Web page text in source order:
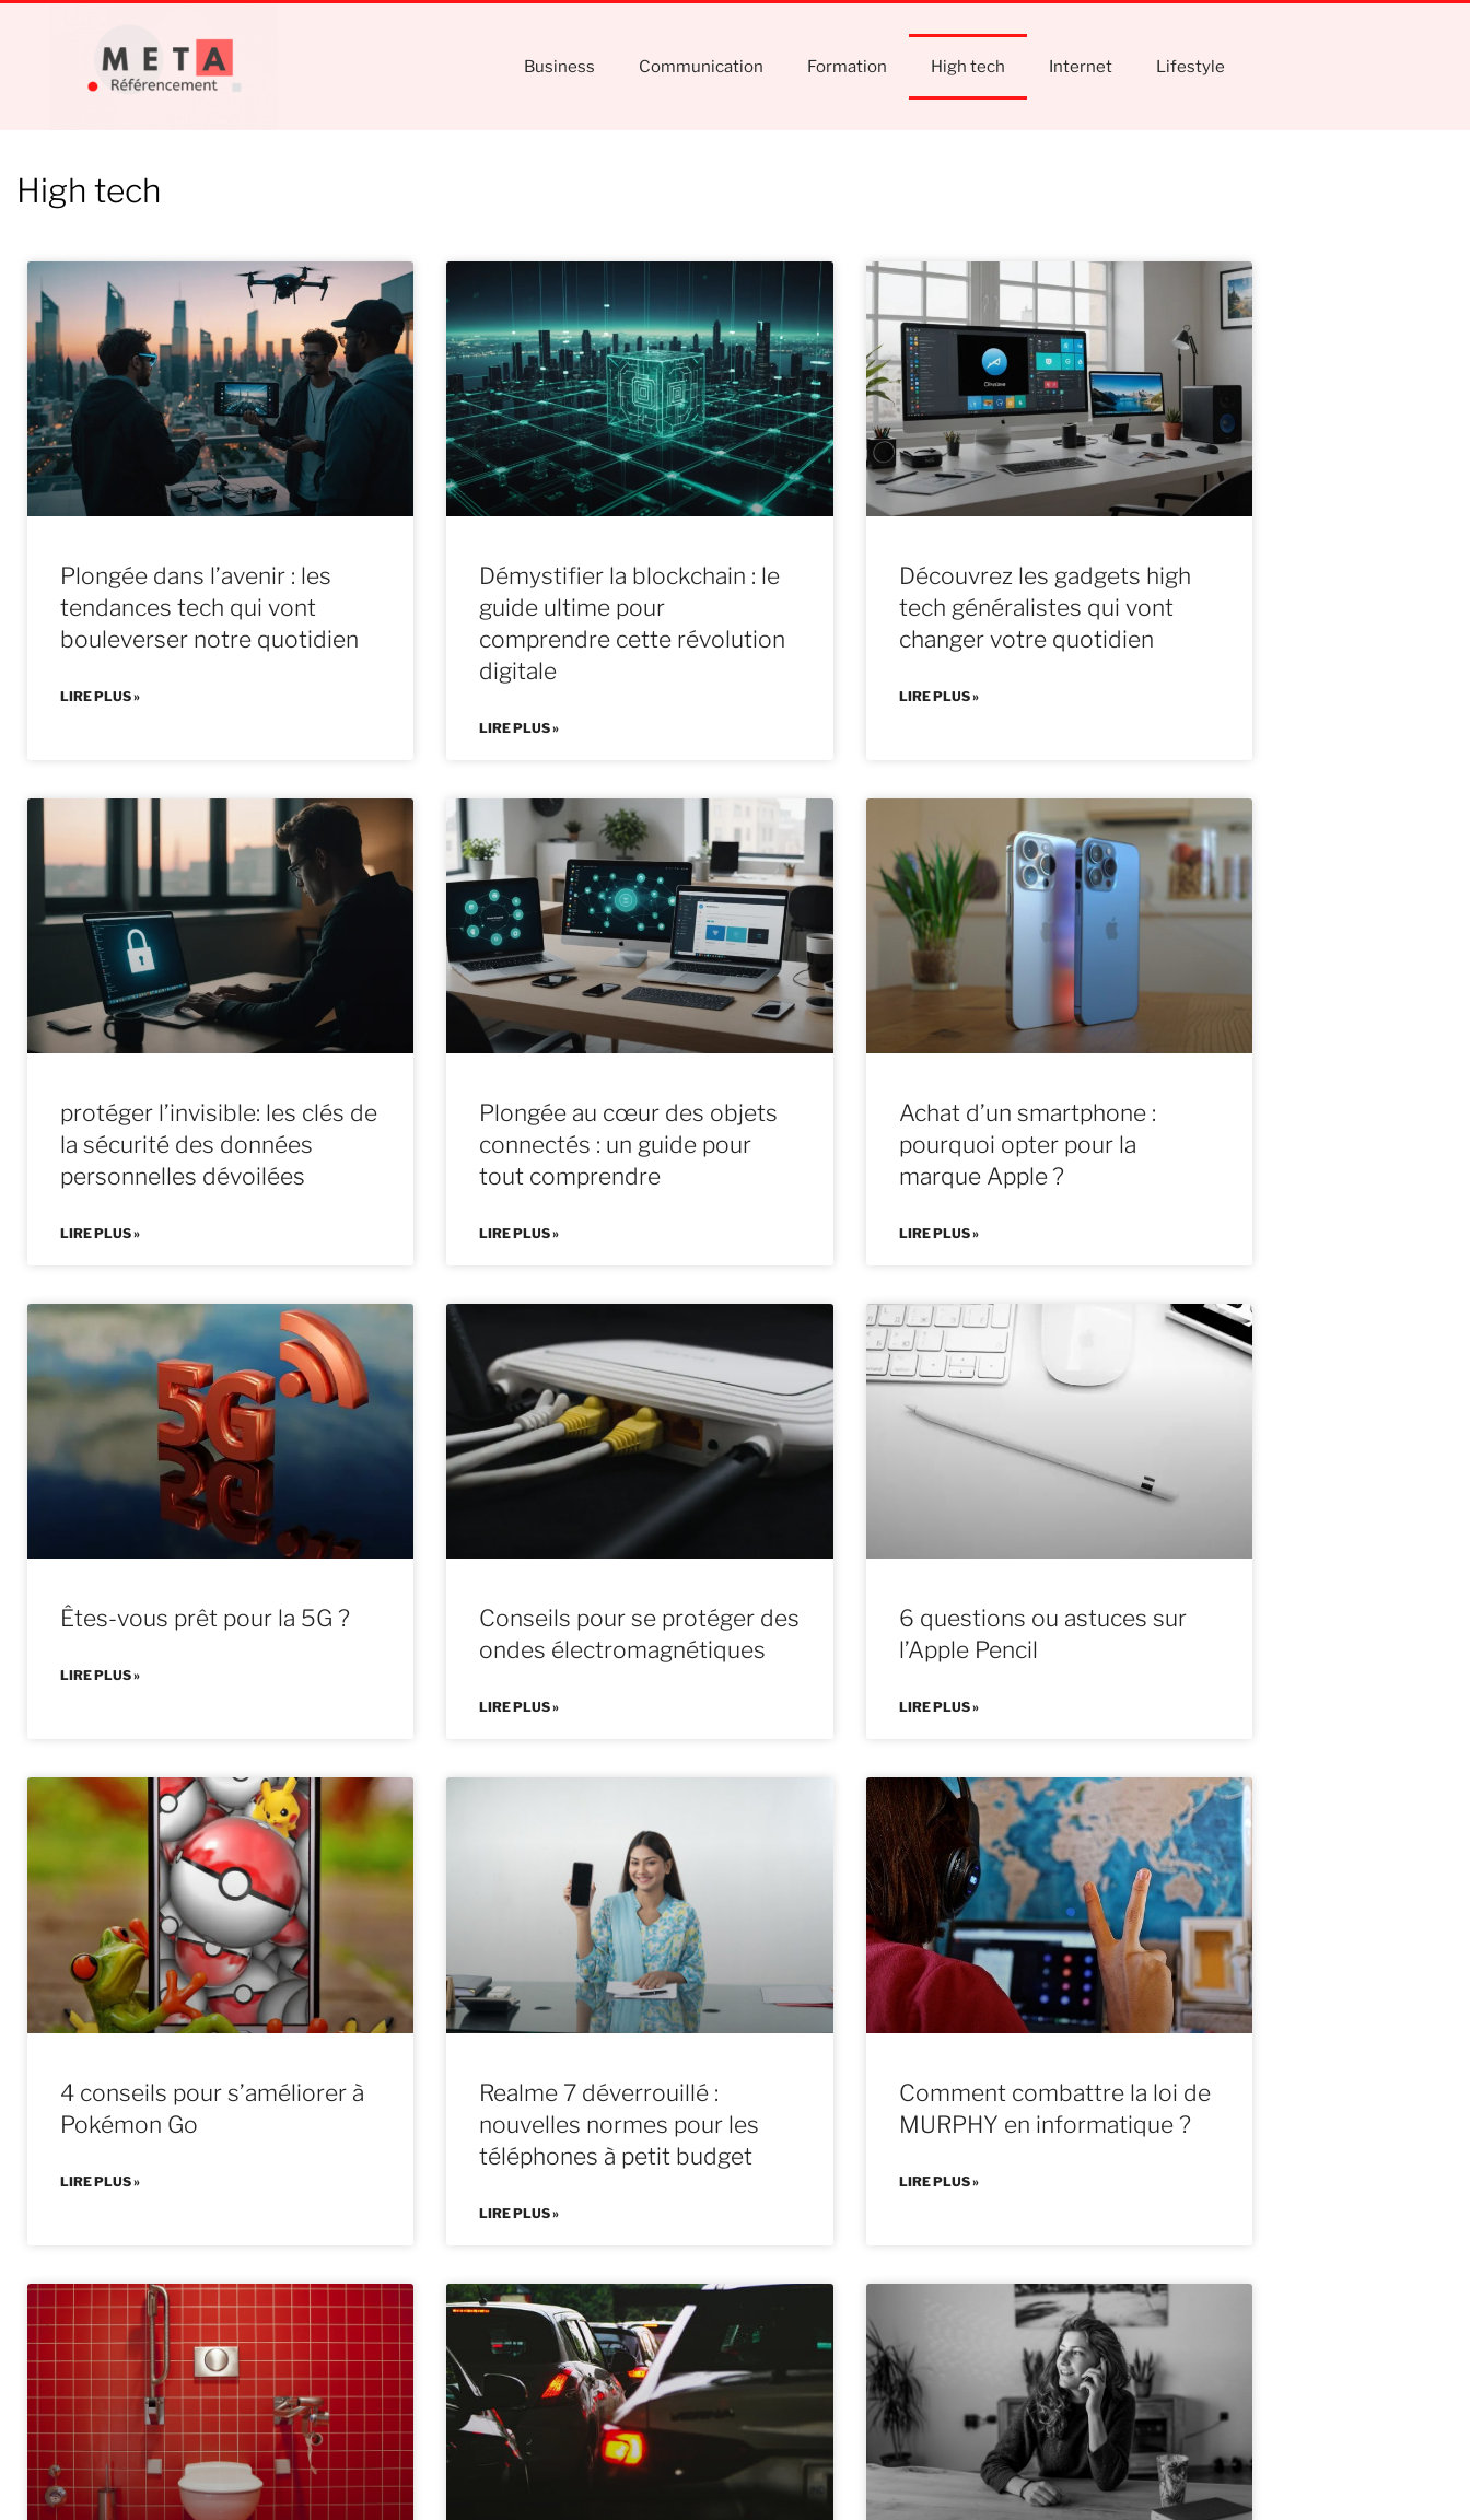
Business Communication Formation High tech Internet Lifestyle
High tech
Plongée dans l’avenir : les
tendances tech qui vont
bouleverser notre quotidien
LIRE PLUS »
Démystifier la blockchain : le
guide ultime pour
comprendre cette révolution
digitale
LIRE PLUS »
Découvrez les gadgets high
tech généralistes qui vont
changer votre quotidien
LIRE PLUS »
protéger l’invisible: les clés de
la sécurité des données
personnelles dévoilées
LIRE PLUS »
Plongée au cœur des objets
connectés : un guide pour
tout comprendre
LIRE PLUS »
Achat d’un smartphone :
pourquoi opter pour la
marque Apple ?
LIRE PLUS »
Êtes-vous prêt pour la 5G ?
LIRE PLUS »
Conseils pour se protéger des
ondes électromagnétiques
LIRE PLUS »
6 questions ou astuces sur
l’Apple Pencil
LIRE PLUS »
4 conseils pour s’améliorer à
Pokémon Go
LIRE PLUS »
Realme 7 déverrouillé :
nouvelles normes pour les
téléphones à petit budget
LIRE PLUS »
Comment combattre la loi de
MURPHY en informatique ?
LIRE PLUS »